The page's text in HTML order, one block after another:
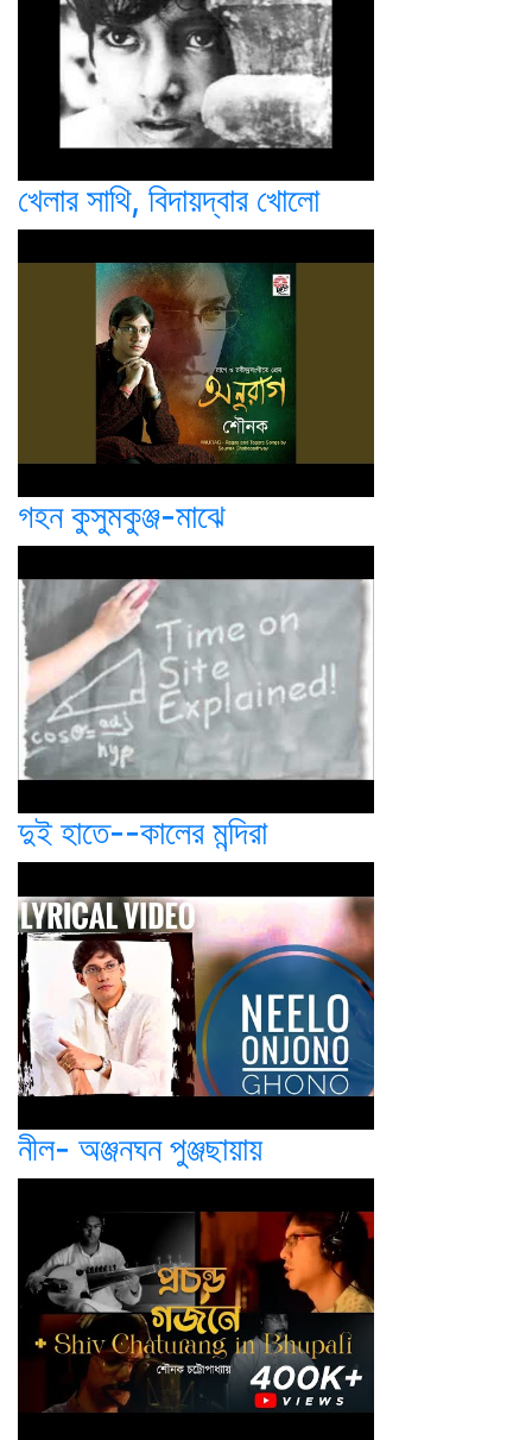
খেলার সাথি, বিদায়দ্বার খোলো
গহন কুসুমকুঞ্জ-মাঝে
দুই হাতে--কালের মন্দিরা
নীল- অঞ্জনঘন পুঞ্জছায়ায়